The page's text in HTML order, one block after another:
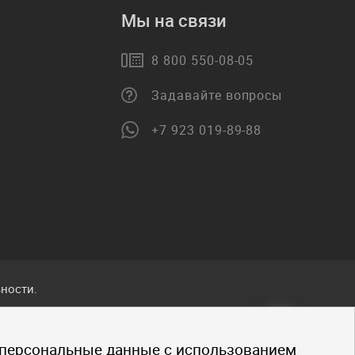
данные с использованием
Мы на связи
8 800 550-08-05
Задавайте вопросы
+7 923 019-89-88